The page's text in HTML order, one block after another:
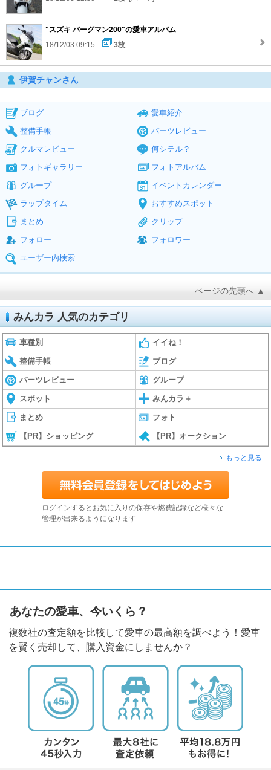
"スズキ バーグマン200"の愛車アルバム
18/12/03 09:15
3枚
伊賀チャンさん
ブログ
愛車紹介
整備手帳
パーツレビュー
クルマレビュー
何シテル？
フォトギャラリー
フォトアルバム
グループ
イベントカレンダー
ラップタイム
おすすめスポット
まとめ
クリップ
フォロー
フォロワー
ユーザー内検索
ページの先頭へ ▲
みんカラ 人気のカテゴリ
車種別 イイね！
整備手帳 ブログ
パーツレビュー グループ
スポット みんカラ＋
まとめ フォト
【PR】ショッピング 【PR】オークション
もっと見る
ログインするとお気に入りの保存や燃費記録など様々な
管理が出来るようになります
あなたの愛車、今いくら？
複数社の査定額を比較して愛車の最高額を調べよう！愛車
を賢く売却して、購入資金にしませんか？